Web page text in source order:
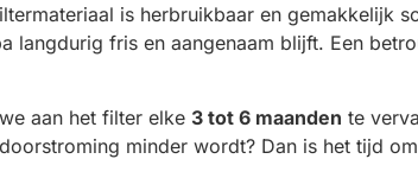
is herbruikbaar en gemakkelijk
langdurig fris en aangenaam blijft. Een
aan het filter elke 3 tot 6 maanden te
minder wordt? Dan is het tijd